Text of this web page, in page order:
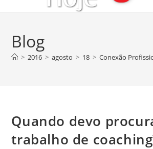
Blog
> 2016 > agosto > 18 > Conexão
Quando devo
trabalho de